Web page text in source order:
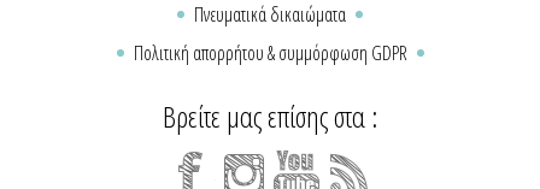
Πνευματικά δικαιώματα
Πολιτική απορρήτου & συμμόρφωση GDPR
Βρείτε μας επίσης στα :